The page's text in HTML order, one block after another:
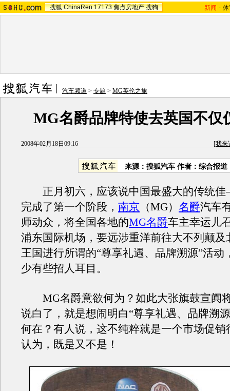
搜狐 ChinaRen 17173 焦点房地产 搜狗 新闻 -
汽车频道 > 专题 > MG英伦之旅
MG名爵品牌特使去英国不仅
2008年02月18日09:16 [我来
来源：搜狐汽车 作者：综合报道
正月初六，应该说中国最盛大的传统
完成了第一个阶段， 南京 （MG） 名爵汽车
师动众，将全国各地的MG名爵车主幸运儿
浦东国际机场，要远涉重洋前往大不列颠及
王国进行所谓的“尊享礼遇、品牌溯源”活动
少有些招人耳目。
MG名爵意欲何为？如此大张旗鼓宣阗
说白了，就是想闹明白“尊享礼遇、品牌溯
何在？有人说，这不纯粹就是一个市场促销
认为，既是又不是！